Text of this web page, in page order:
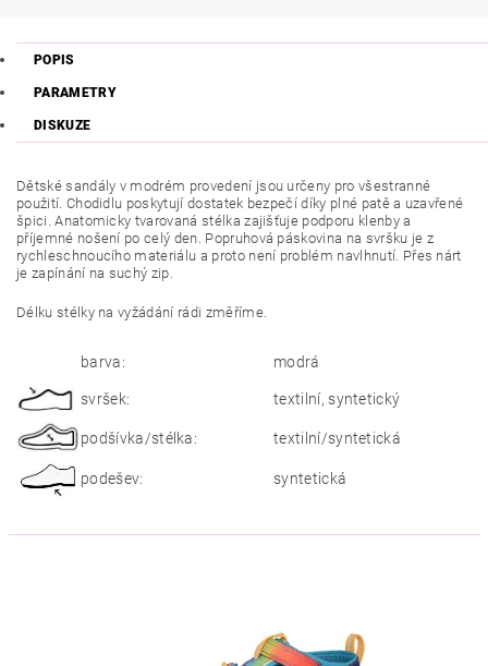
POPIS
PARAMETRY
DISKUZE
Dětské sandály v modrém provedení jsou určeny pro všestranné
použití. Chodidlu poskytují dostatek bezpečí díky plné patě a uzavřené
špici. Anatomicky tvarovaná stélka zajišťuje podporu klenby a
příjemné nošení po celý den. Popruhová páskovina na svršku je z
rychleschnoucího materiálu a proto není problém navlhnutí. Přes nárt
je zapínání na suchý zip.
Délku stélky na vyžádání rádi změříme.
barva: modrá
svršek: textilní, syntetický
podšívka/stélka: textilní/syntetická
podešev: syntetická